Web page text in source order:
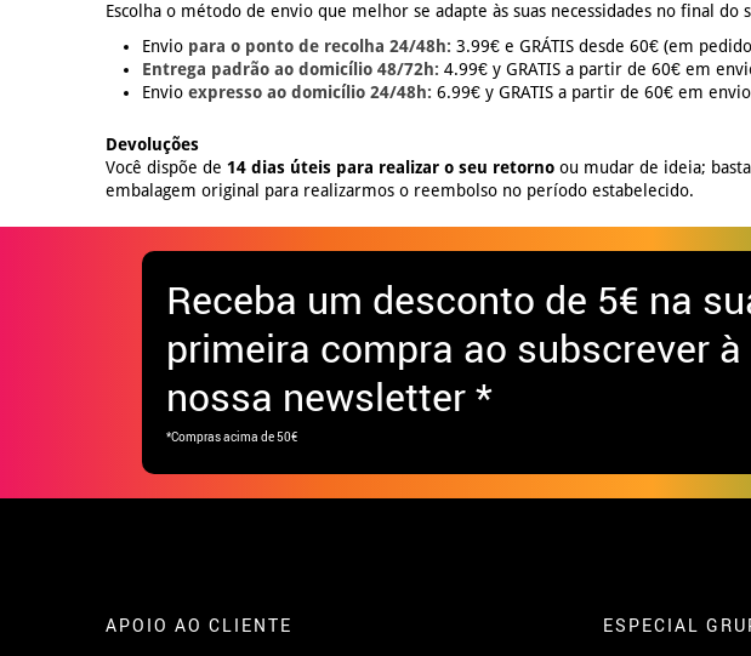
Escolha o método de envio que melhor se adapte às suas necessidades no final do
Envio para o ponto de recolha 24/48h: 3.99€ e GRÁTIS desde 60€ (em
Entrega padrão ao domicílio 48/72h: 4.99€ y GRATIS a partir de 60€ em
Envio expresso ao domicílio 24/48h: 6.99€ y GRATIS a partir de 60€ em
Devoluções
Você dispõe de 14 dias úteis para realizar o seu retorno ou mudar de ideia;
embalagem original para realizarmos o reembolso no período estabelecido.
Receba um desconto de 5€ na
primeira compra ao subscrever à
nossa newsletter *
*Compras acima de 50€
APOIO AO CLIENTE ESPECIAL